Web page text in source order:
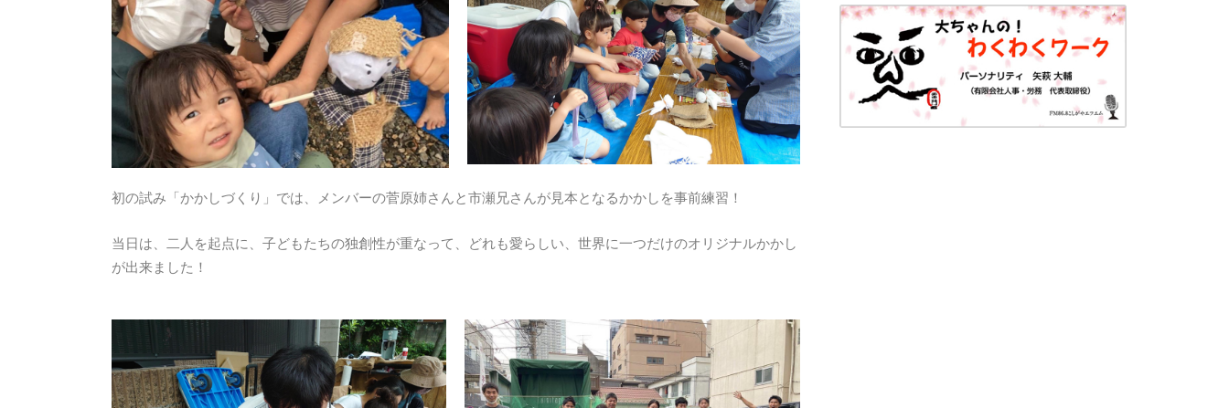
初の試み「かかしづくり」では、メンバーの菅原姉さんと市瀬兄さんが見本となるかかしを事前練習！
当日は、二人を起点に、子どもたちの独創性が重なって、どれも愛らしい、世界に一つだけのオリジナルかかし
が出来ました！